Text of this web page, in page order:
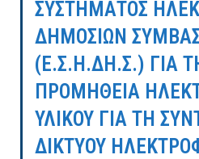
ΣΥΣΤΗΜΑΤΟΣ
ΔΗΜΟΣΙΩΝ
(Ε.Σ.Η.ΔΗ.Σ.) ΓΙΑ
ΠΡΟΜΗΘΕΙΑ
ΥΛΙΚΟΥ ΓΙΑ ΤΗ
ΔΙΚΤΥΟΥ